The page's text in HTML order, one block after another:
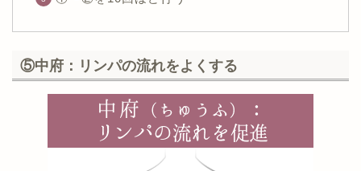
⑤中府：リンパの流れをよくする